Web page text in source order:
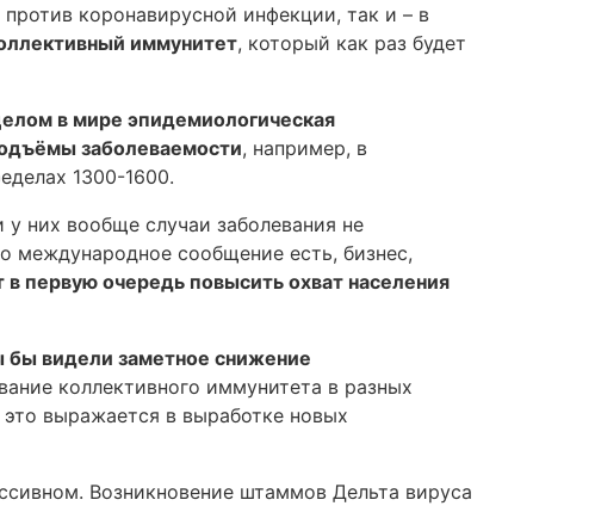
коронавирусной инфекции, так и – в
иммунитет, который как раз будет
в мире эпидемиологическая
заболеваемости, например, в
1300-1600.
них вообще случаи заболевания не
международное сообщение есть, бизнес,
первую очередь повысить охват населения
бы видели заметное снижение
коллективного иммунитета в разных
выражается в выработке новых
Возникновение штаммов Дельта вируса